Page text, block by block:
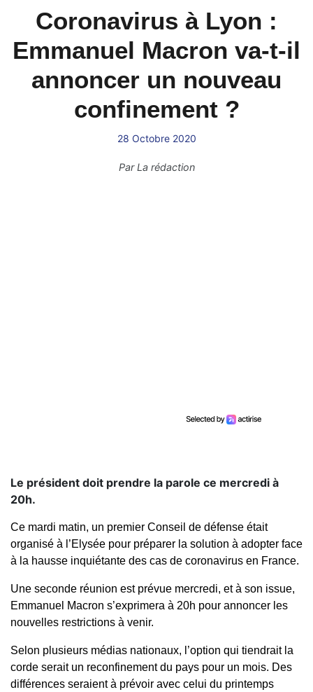
Coronavirus à Lyon :
Emmanuel Macron va-t-il
annoncer un nouveau
confinement ?
28 Octobre 2020
ParLa rédaction
Le président doit prendre la parole ce mercredi à
20h.
Ce mardi matin, un premier Conseil de défense était
organisé à l’Elysée pour préparer la solution à adopter face
à la hausse inquiétante des cas de coronavirus en France.
Une seconde réunion est prévue mercredi, et à son issue,
Emmanuel Macron s’exprimera à 20h pour annoncer les
nouvelles restrictions à venir.
Selon plusieurs médias nationaux, l’option qui tiendrait la
corde serait un reconfinement du pays pour un mois. Des
différences seraient à prévoir avec celui du printemps